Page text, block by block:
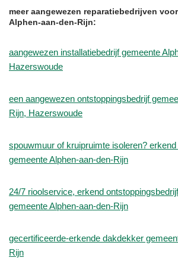
meer aangewezen reparatiebedrijven
Alphen-aan-den-Rijn:
aangewezen installatiebedrijf gemeente
Hazerswoude
een aangewezen ontstoppingsbedrijf
Rijn, Hazerswoude
spouwmuur of kruipruimte isoleren?
gemeente Alphen-aan-den-Rijn
24/7 rioolservice, erkend
gemeente Alphen-aan-den-Rijn
gecertificeerde-erkende dakdekker
Rijn